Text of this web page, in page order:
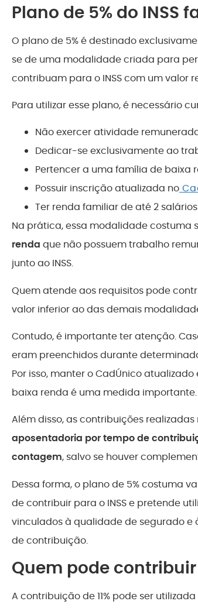
Plano de 5% do INSS
O plano de 5% é destinado
se de uma modalidade criada para
contribuam para o INSS com um valor
Para utilizar esse plano, é necessário
Não exercer atividade
Dedicar-se exclusivamente ao
Pertencer a uma família de baixa
Possuir inscrição atualizada no
Ter renda familiar de até 2
Na prática, essa modalidade costuma
renda que não possuem trabalho
junto ao INSS.
Quem atende aos requisitos pode
valor inferior ao das demais
Contudo, é importante ter atenção.
eram preenchidos durante
Por isso, manter o CadÚnico
baixa renda é uma medida importante.
Além disso, as contribuições
aposentadoria por tempo de
contagem, salvo se houver
Dessa forma, o plano de 5% costuma
de contribuir para o INSS e pretende
vinculados à qualidade de segurado
de contribuição.
Quem pode
A contribuição de 11% pode ser